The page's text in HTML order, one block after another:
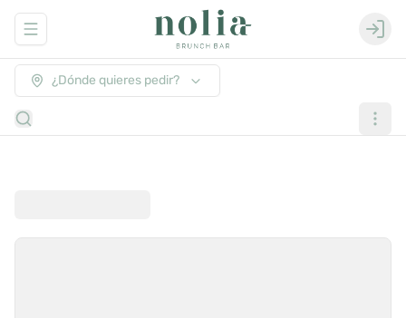
Abrir menu de navegación Login
¿Dónde quieres pedir?